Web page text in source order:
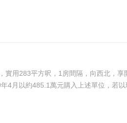
用283平方呎，1房間隔，向西北，
，購買便利，透過視訊睇樓後決定承租。 業主於2019年4月以約